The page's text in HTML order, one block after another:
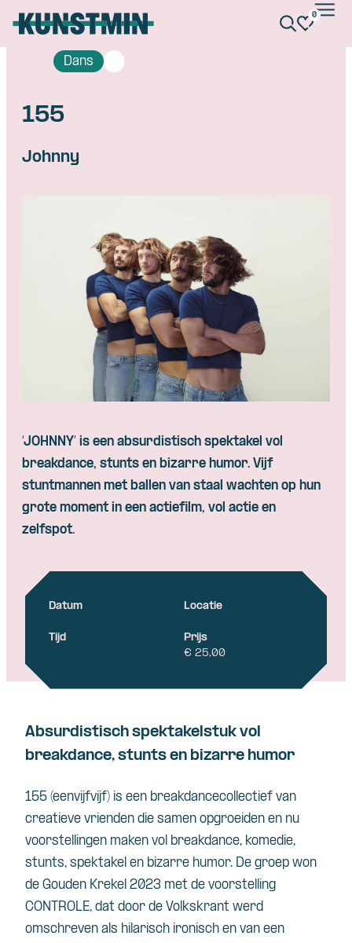
Skip navigatie
0
Dans
155
Johnny
‘JOHNNY’ is een absurdistisch spektakel vol
breakdance, stunts en bizarre humor. Vijf
stuntmannen met ballen van staal wachten op hun
grote moment in een actiefilm, vol actie en
zelfspot.
Datum Locatie
Tijd
Prijs
€ 25,00
Absurdistisch spektakelstuk vol
breakdance, stunts en bizarre humor
155 (eenvijfvijf) is een breakdancecollectief van
creatieve vrienden die samen opgroeiden en nu
voorstellingen maken vol breakdance, komedie,
stunts, spektakel en bizarre humor. De groep won
de Gouden Krekel 2023 met de voorstelling
CONTROLE, dat door de Volkskrant werd
omschreven als hilarisch ironisch en van een